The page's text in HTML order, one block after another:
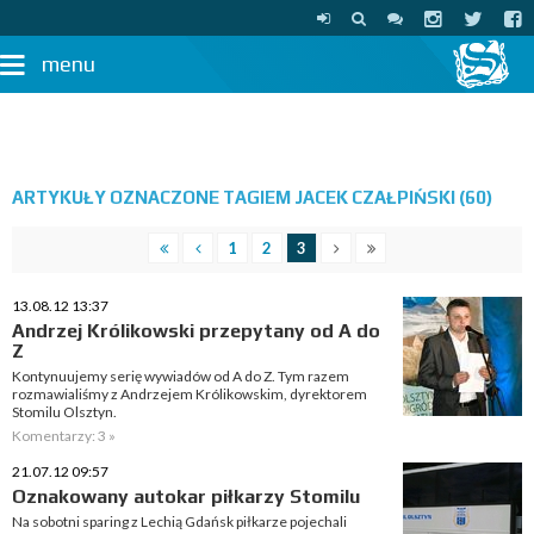
menu
ARTYKUŁY OZNACZONE TAGIEM JACEK CZAŁPIŃSKI (60)
1 2 3
13.08.12 13:37
Andrzej Królikowski przepytany od A do
Z
Kontynuujemy serię wywiadów od A do Z. Tym razem
rozmawialiśmy z Andrzejem Królikowskim, dyrektorem
Stomilu Olsztyn.
Komentarzy: 3 »
21.07.12 09:57
Oznakowany autokar piłkarzy Stomilu
Na sobotni sparing z Lechią Gdańsk piłkarze pojechali